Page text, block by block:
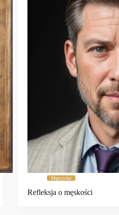
Mężczyźni
Refleksja o męskości